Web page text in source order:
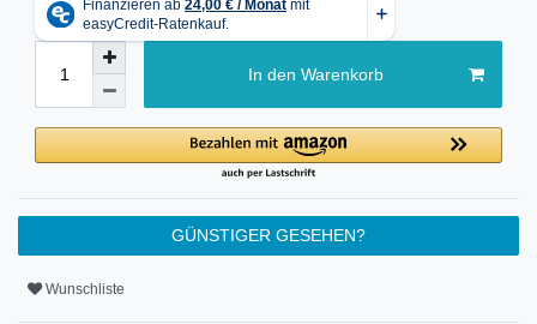
In den Warenkorb
GÜNSTIGER GESEHEN?
Wunschliste